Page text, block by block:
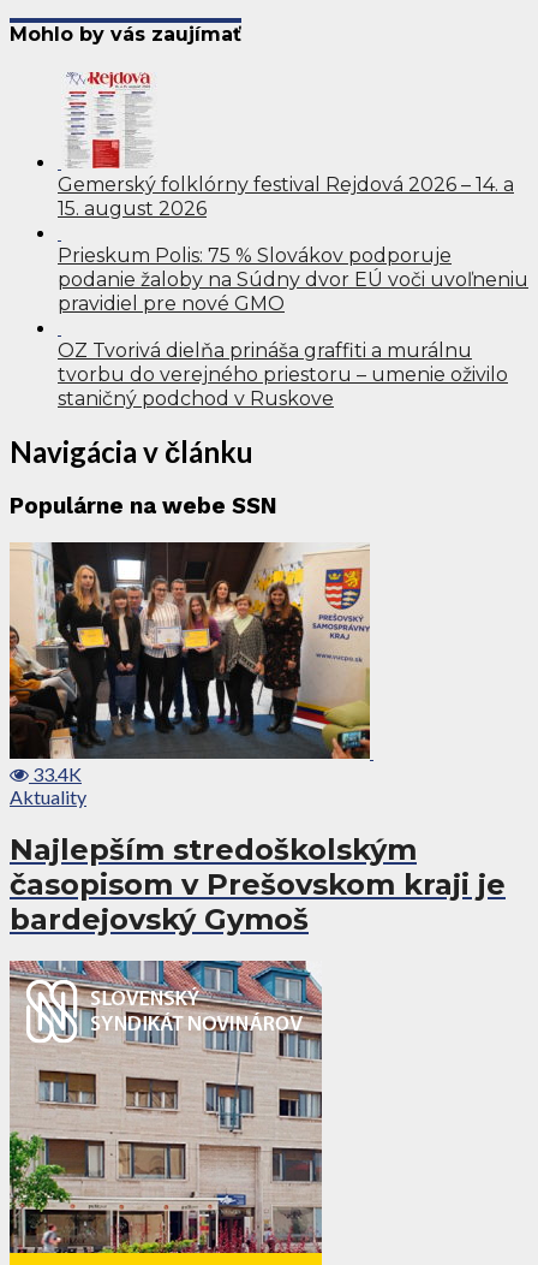
Mohlo by vás zaujímať
Gemerský folklórny festival Rejdová 2026 – 14. a
15. august 2026
Prieskum Polis: 75 % Slovákov podporuje
podanie žaloby na Súdny dvor EÚ voči uvoľneniu
pravidiel pre nové GMO
OZ Tvorivá dielňa prináša graffiti a murálnu
tvorbu do verejného priestoru – umenie oživilo
staničný podchod v Ruskove
Navigácia v článku
Populárne na webe SSN
33.4K
Aktuality
Najlepším stredoškolským
časopisom v Prešovskom kraji je
bardejovský Gymoš